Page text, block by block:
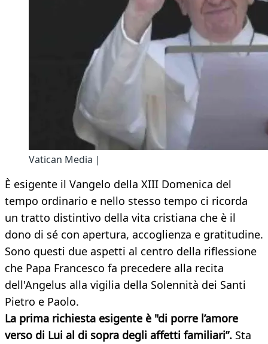
Vatican Media |
È esigente il Vangelo della XIII Domenica del
tempo ordinario e nello stesso tempo ci ricorda
un tratto distintivo della vita cristiana che è il
dono di sé con apertura, accoglienza e gratitudine.
Sono questi due aspetti al centro della riflessione
che Papa Francesco fa precedere alla recita
dell'Angelus alla vigilia della Solennità dei Santi
Pietro e Paolo.
La prima richiesta esigente è "di porre l’amore
verso di Lui al di sopra degli affetti familiari”. Sta